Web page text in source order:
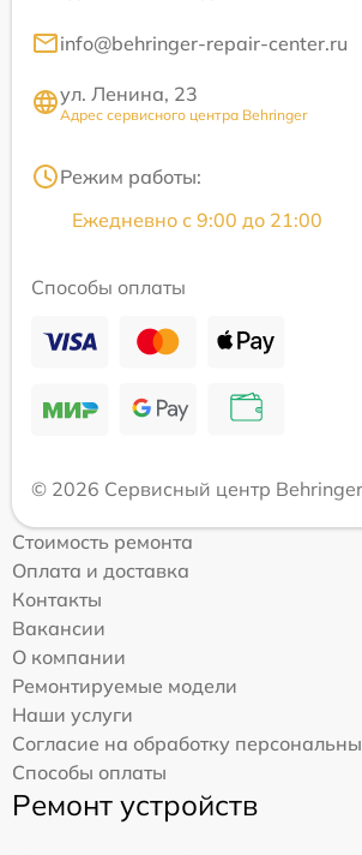
info@behringer-repair-center.ru
ул. Ленина, 23
Адрес сервисного центра Behringer
Режим работы:
Ежедневно с 9:00 до 21:00
Способы оплаты
© 2026 Сервисный центр Behringer
Стоимость ремонта
Оплата и доставка
Контакты
Вакансии
О компании
Ремонтируемые модели
Наши услуги
Согласие на обработку
Способы оплаты
Ремонт устройств